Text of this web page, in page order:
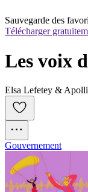
Sauvegarde des
Télécharger
Les voix
Elsa Lefetey &
Gouvernement